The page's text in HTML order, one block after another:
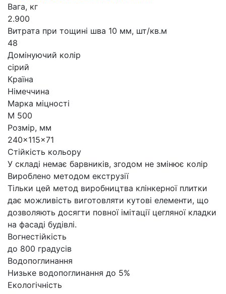
Вага, кг
2.900
Витрата при тощині шва 10 мм, шт/кв.м
48
Домінуючий колір
сірий
Країна
Німеччина
Марка міцності
М 500
Розмір, мм
240x115x71
Стійкість кольору
У складі немає барвників, згодом не змінює колір
Вироблено методом екструзії
Тільки цей метод виробництва клінкерної плитки
дає можливість виготовляти кутові елементи, що
дозволяють досягти повної імітації цегляної кладки
на фасаді будівлі.
Вогнестійкість
до 800 градусів
Водопоглинання
Низьке водопоглинання до 5%
Екологічність